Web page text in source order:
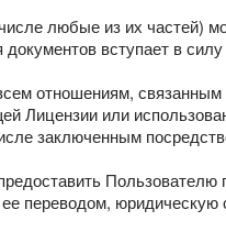
любые из их частей)
вступает в
отношениям,
Лицензии или
заключенным
переводом,